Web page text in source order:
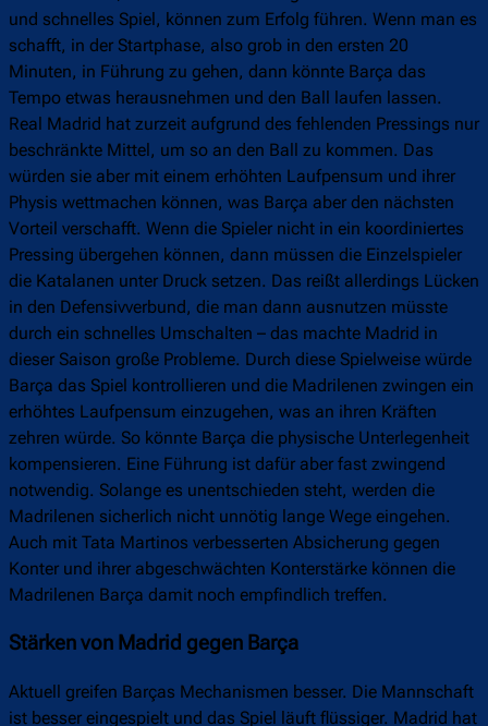
und schnelles Spiel, können zum Erfolg führen. Wenn man es
schafft, in der Startphase, also grob in den ersten 20
Minuten, in Führung zu gehen, dann könnte Barça das
Tempo etwas herausnehmen und den Ball laufen lassen.
Real Madrid hat zurzeit aufgrund des fehlenden Pressings nur
beschränkte Mittel, um so an den Ball zu kommen. Das
würden sie aber mit einem erhöhten Laufpensum und ihrer
Physis wettmachen können, was Barça aber den nächsten
Vorteil verschafft. Wenn die Spieler nicht in ein koordiniertes
Pressing übergehen können, dann müssen die Einzelspieler
die Katalanen unter Druck setzen. Das reißt allerdings Lücken
in den Defensivverbund, die man dann ausnutzen müsste
durch ein schnelles Umschalten – das machte Madrid in
dieser Saison große Probleme. Durch diese Spielweise würde
Barça das Spiel kontrollieren und die Madrilenen zwingen ein
erhöhtes Laufpensum einzugehen, was an ihren Kräften
zehren würde. So könnte Barça die physische Unterlegenheit
kompensieren. Eine Führung ist dafür aber fast zwingend
notwendig. Solange es unentschieden steht, werden die
Madrilenen sicherlich nicht unnötig lange Wege eingehen.
Auch mit Tata Martinos verbesserten Absicherung gegen
Konter und ihrer abgeschwächten Konterstärke können die
Madrilenen Barça damit noch empfindlich treffen.
Stärken von Madrid gegen Barça
Aktuell greifen Barças Mechanismen besser. Die Mannschaft
ist besser eingespielt und das Spiel läuft flüssiger. Madrid hat